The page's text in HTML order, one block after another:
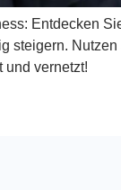
Entdecken
steigern.
und vernetzt!